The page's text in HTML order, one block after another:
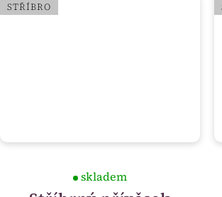
STŘÍBRO
skladem